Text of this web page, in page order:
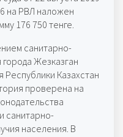
на РВЛ наложен
176 750 тенге.
санитарно-
Жезказган
Казахстан
проверена на
санитарно-
населения. В